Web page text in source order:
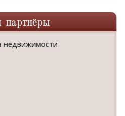
недвижимости